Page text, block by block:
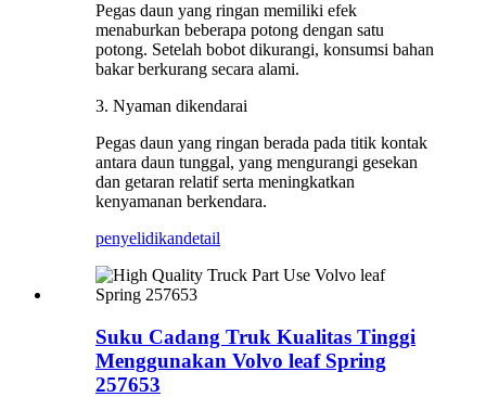
Pegas daun yang ringan memiliki efek
menaburkan beberapa potong dengan satu
potong. Setelah bobot dikurangi, konsumsi bahan
bakar berkurang secara alami.
3. Nyaman dikendarai
Pegas daun yang ringan berada pada titik kontak
antara daun tunggal, yang mengurangi gesekan
dan getaran relatif serta meningkatkan
kenyamanan berkendara.
penyelidikandetail
Suku Cadang Truk Kualitas Tinggi
Menggunakan Volvo leaf Spring
257653